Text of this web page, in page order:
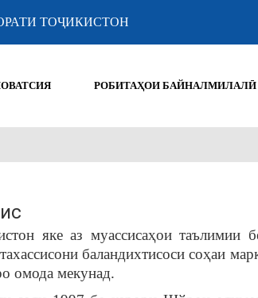
ТОҶИКИСТОН
РОБИТАҲОИ БАЙНАЛМИЛАЛӢ
яке аз муассисаҳои таълимии
баландихтисоси соҳаи
омода мекунад.